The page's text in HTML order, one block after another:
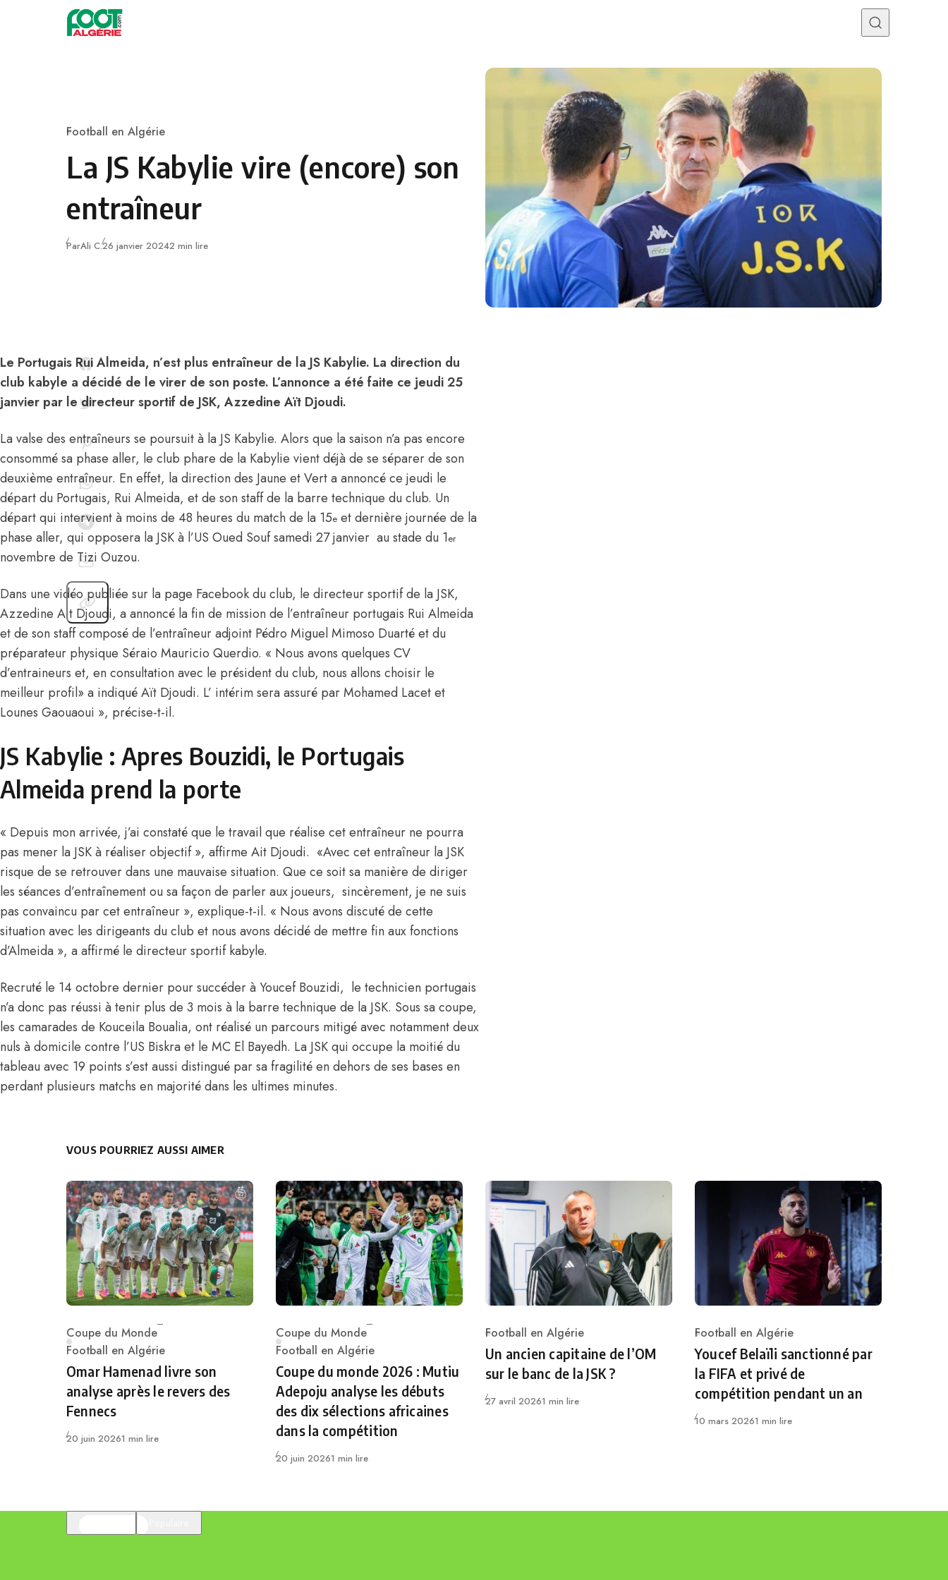
Skip to content
Category
Football en Algérie
La JS Kabylie vire (encore) son
entraîneur
ParAli C.Publié
26 janvier 20242 min lire
Le Portugais Rui Almeida, n’est plus entraîneur de la JS Kabylie. La direction du
club kabyle a décidé de le virer de son poste. L’annonce a été faite ce jeudi 25
janvier par le directeur sportif de JSK, Azzedine Aït Djoudi.
La valse des entraîneurs se poursuit à la JS Kabylie. Alors que la saison n’a pas encore
consommé sa phase aller, le club phare de la Kabylie vient déjà de se séparer de son
deuxième entraîneur. En effet, la direction des Jaune et Vert a annoncé ce jeudi le
départ du Portugais, Rui Almeida, et de son staff de la barre technique du club. Un
départ qui intervient à moins de 48 heures du match de la 15e et dernière journée de la
phase aller, qui opposera la JSK à l’US Oued Souf samedi 27 janvier au stade du 1er
novembre de Tizi Ouzou.
Dans une vidéo publiée sur la page Facebook du club, le directeur sportif de la JSK,
Azzedine Ait Djoudi, a annoncé la fin de mission de l’entraîneur portugais Rui Almeida
et de son staff composé de l’entraîneur adjoint Pédro Miguel Mimoso Duarté et du
préparateur physique Séraio Mauricio Querdio. « Nous avons quelques CV
d’entraineurs et, en consultation avec le président du club, nous allons choisir le
meilleur profil» a indiqué Aït Djoudi. L’ intérim sera assuré par Mohamed Lacet et
Lounes Gaouaoui », précise-t-il.
JS Kabylie : Apres Bouzidi, le Portugais
Almeida prend la porte
« Depuis mon arrivée, j’ai constaté que le travail que réalise cet entraîneur ne pourra
pas mener la JSK à réaliser objectif », affirme Ait Djoudi. «Avec cet entraîneur la JSK
risque de se retrouver dans une mauvaise situation. Que ce soit sa manière de diriger
les séances d’entraînement ou sa façon de parler aux joueurs, sincèrement, je ne suis
pas convaincu par cet entraîneur », explique-t-il. « Nous avons discuté de cette
situation avec les dirigeants du club et nous avons décidé de mettre fin aux fonctions
d’Almeida », a affirmé le directeur sportif kabyle.
Recruté le 14 octobre dernier pour succéder à Youcef Bouzidi, le technicien portugais
n’a donc pas réussi à tenir plus de 3 mois à la barre technique de la JSK. Sous sa coupe,
les camarades de Kouceila Boualia, ont réalisé un parcours mitigé avec notamment deux
nuls à domicile contre l’US Biskra et le MC El Bayedh. La JSK qui occupe la moitié du
tableau avec 19 points s’est aussi distingué par sa fragilité en dehors de ses bases en
perdant plusieurs matchs en majorité dans les ultimes minutes.
VOUS POURRIEZ AUSSI AIMER
Category
Coupe du Monde
Football en Algérie
Omar Hamenad livre son
analyse après le revers des
Fennecs
Publié
20 juin 20261 min lire
Category
Coupe du Monde
Football en Algérie
Coupe du monde 2026 : Mutiu
Adepoju analyse les débuts
des dix sélections africaines
dans la compétition
Publié
20 juin 20261 min lire
Category
Football en Algérie
Un ancien capitaine de l’OM
sur le banc de la JSK ?
Publié
27 avril 20261 min lire
Category
Football en Algérie
Youcef Belaïli sanctionné par
la FIFA et privé de
compétition pendant un an
Publié
10 mars 20261 min lire